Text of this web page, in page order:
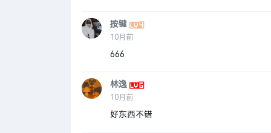
按键
10月前
666
林逸
10月前
好东西不错